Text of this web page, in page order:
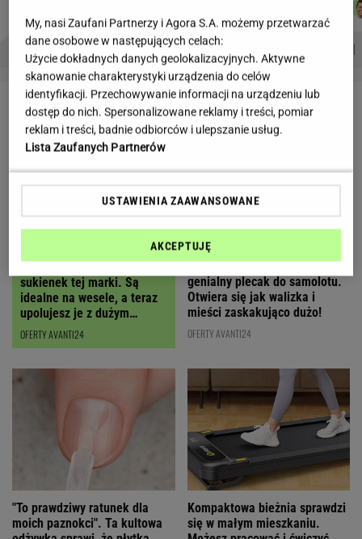
PROBLEMY POLSKICH SIATKARZY ZNAK Z '30'
LETNIE OKAZJE
sukienek tej marki. Są
idealne na wesele, a teraz
upolujesz je z dużym
RABATEM
OFERTY AVANTI24
Polska marka stworzyła
genialny plecak do samolotu.
Otwiera się jak walizka i
mieści zaskakująco dużo!
OFERTY AVANTI24
"To prawdziwy ratunek dla
moich paznokci". Ta kultowa
Kompaktowa bieżnia sprawdzi
się w małym mieszkaniu.
My, nasi Zaufani Partnerzy i Agora S.A. możemy przetwarzać
dane osobowe w następujących celach:
Użycie dokładnych danych geolokalizacyjnych. Aktywne
skanowanie charakterystyki urządzenia do celów
identyfikacji. Przechowywanie informacji na urządzeniu lub
dostęp do nich. Spersonalizowane reklamy i treści, pomiar
reklam i treści, badnie odbiorców i ulepszanie usług.
Lista Zaufanych Partnerów
USTAWIENIA ZAAWANSOWANE
AKCEPTUJĘ